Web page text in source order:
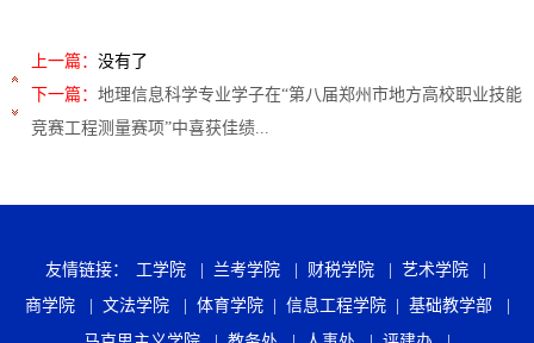
上一篇： 没有了
下一篇： 地理信息科学专业学子在“第八届郑州市地方高校职业技能
竞赛工程测量赛项”中喜获佳绩...
友情链接： 工学院 | 兰考学院 | 财税学院 | 艺术学院 |
商学院 | 文法学院 | 体育学院 | 信息工程学院 | 基础教学部 |